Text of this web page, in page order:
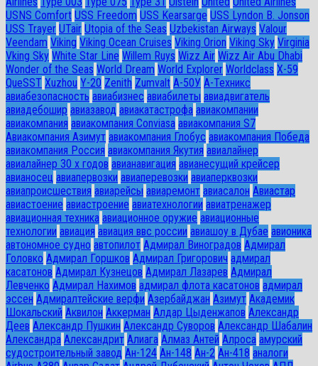
USNS Comfort USS Freedom USS Kearsarge USS Lyndon B. Jonson
USS Trayer UTair Utopia of the Seas Uzbekistan Airways Valour
Veendam Viking Viking Ocean Cruises Viking Orion Viking Sky Virginia
Vking Sky White Star Line Willem Ruys Wizz Air Wizz Air Abu Dhabi
Wonder of the Seas World Dream World Explorer Worldclass X-59
QueSST Xuzhou Y-20 Zenith Zumvalt А-50У А-Техникс
авиабезопасность авиабизнес авиабилеты авиадвигатель
авиадебошир авиазавод авиакатастрофа авиакомпании
авиакомпания авиакомпания Conviasa авиакомпания S7
Авиакомпания Азимут авиакомпания Глобус авиакомпания Победа
авиакомпания Россия авиакомпания Якутия авиалайнер
авиалайнер 30 х годов авианавигация авианесущий крейсер
авианосец авиапервозки авиаперевозки авиаперквозки
авиапроисшествия авиарейсы авиаремонт авиасалон Авиастар
авиастоение авиастроение авиатехнологии авиатренажер
авиационная техника авиационное оружие авиационные
технологии авиация авиация ввс россии авиашоу в Дубае авионика
автономное судно автопилот Адмирал Виноградов Адмирал
Головко Адмирал Горшков Адмирал Григорович адмирал
касатонов Адмирал Кузнецов Адмирал Лазарев Адмирал
Левченко Адмирал Нахимов адмирал флота касатонов адмирал
эссен Адмиралтейские верфи Азербайджан Азимут Академик
Шокальский Аквилон Аккерман Алдар Цыденжапов Александр
Деев Александр Пушкин Александр Суворов Александр Шабалин
Александра Александрит Алиага Алмаз Антей Алроса амурский
судостроительный завод Ан-124 Ан-148 Ан-2 Ан-418 аналоги